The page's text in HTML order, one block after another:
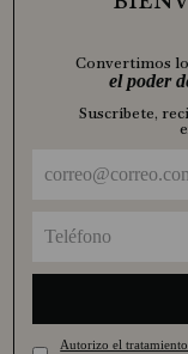
Convertimos
el poder
Suscríbete,
Autorizo el